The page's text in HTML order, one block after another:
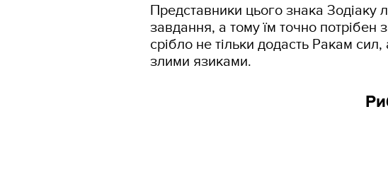
Представники цього знака Зодіаку
завдання, а тому їм точно потрібен
срібло не тільки додасть Ракам
злими язиками.